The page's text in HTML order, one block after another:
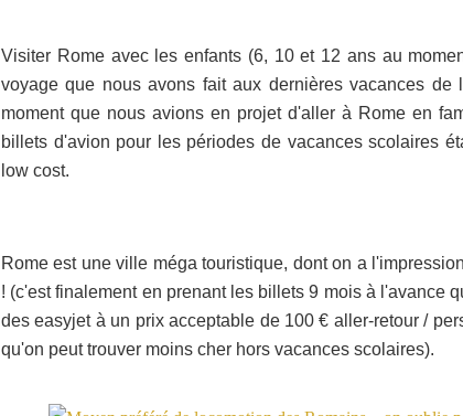
Visiter Rome avec les enfants (6, 10 et 12 ans au
voyage que nous avons fait aux dernières vacances de
moment que nous avions en projet d'aller à Rome en
billets d'avion pour les périodes de vacances scolaires
low cost.
Rome est une ville méga touristique, dont on a
! (c'est finalement en prenant les billets 9 mois à l'avance
des easyjet à un prix acceptable de 100 € aller-retour /
qu'on peut trouver moins cher hors vacances scolaires).